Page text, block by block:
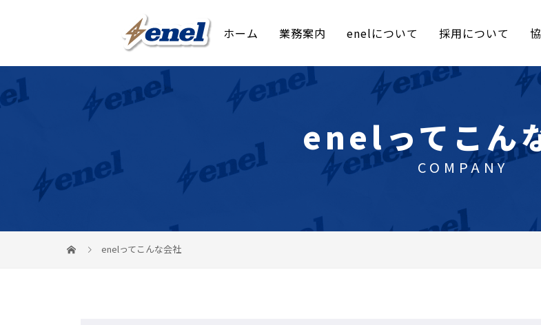
ホーム 業務案内 enelについて 採用について
enelってこん
COMPANY
enelってこんな会社